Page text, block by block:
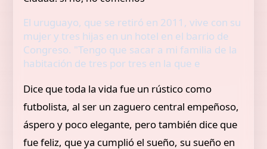
El uruguayo, que se retiró en 2011, vive con su
mujer y tres hijas en un hotel en el barrio de
Congreso. "Tengo que sacar a mi familia de la
habitación de tres por tres en la que e
Dice que toda la vida fue un rústico como
futbolista, al ser un zaguero central empeñoso,
áspero y poco elegante, pero también dice que
fue feliz, que ya cumplió el sueño, su sueño en